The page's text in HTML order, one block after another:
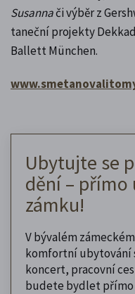
Susannači výběr z
taneční projekty
Ballett München.
Ubytujte se
dění –
zámku!
V bývalém
komfortní ubytování
koncert, pracovní
budete bydlet přímo